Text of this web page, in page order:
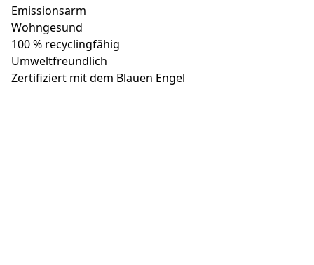
Emissionsarm
Wohngesund
100 % recyclingfähig
Umweltfreundlich
Zertifiziert mit dem Blauen Engel